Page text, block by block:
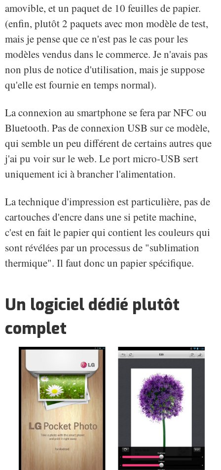
amovible, et un paquet de 10 feuilles de papier.
(enfin, plutôt 2 paquets avec mon modèle de test,
mais je pense que ce n'est pas le cas pour les
modèles vendus dans le commerce. Je n'avais pas
non plus de notice d'utilisation, mais je suppose
qu'elle est fournie en temps normal).
La connexion au smartphone se fera par NFC ou
Bluetooth. Pas de connexion USB sur ce modèle,
qui semble un peu différent de certains autres que
j'ai pu voir sur le web. Le port micro-USB sert
uniquement ici à brancher l'alimentation.
La technique d'impression est particulière, pas de
cartouches d'encre dans une si petite machine,
c'est en fait le papier qui contient les couleurs qui
sont révélées par un processus de "sublimation
thermique". Il faut donc un papier spécifique.
Un logiciel dédié plutôt
complet